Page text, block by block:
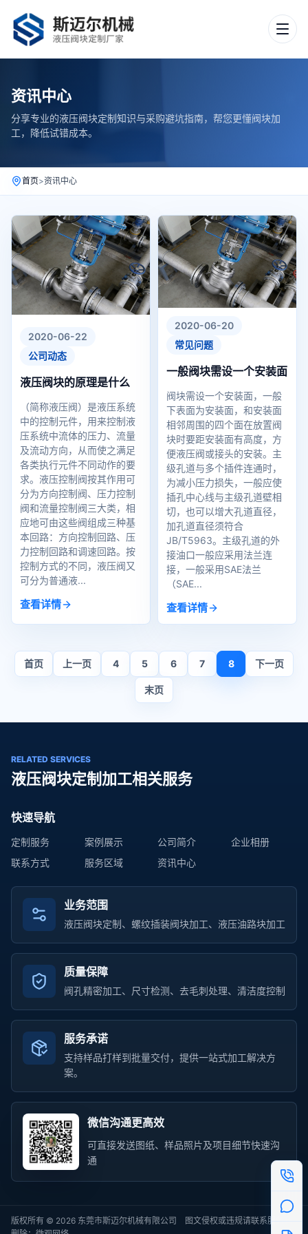
资讯中心
分享专业的液压阀块定制知识与采购避坑指南，帮您更懂阀块加
工，降低试错成本。
首页>资讯中心
2020-06-22
公司动态
液压阀块的原理是什么
（简称液压阀）是液压系统
中的控制元件，用来控制液
压系统中流体的压力、流量
及流动方向，从而使之满足
各类执行元件不同动作的要
求。液压控制阀按其作用可
分为方向控制阀、压力控制
阀和流量控制阀三大类，相
应地可由这些阀组成三种基
本回路：方向控制回路、压
力控制回路和调速回路。按
控制方式的不同，液压阀又
可分为普通液...
查看详情
2020-06-20
常见问题
一般阀块需设一个安装面
阀块需设一个安装面，一般
下表面为安装面，和安装面
相邻周围的四个面在放置阀
块时要距安装面有高度，方
便液压阀或接头的安装。主
级孔道与多个插件连通时，
为减小压力损失，一般应使
插孔中心线与主级孔道壁相
切，也可以增大孔道直径，
加孔道直径须符合
JB/T5963。主级孔道的外
接油口一般应采用法兰连
接，一般采用SAE法兰
（SAE...
查看详情
首页 上一页 4 5 6 7 8 下一页
末页
RELATED SERVICES
液压阀块定制加工相关服务
快速导航
定制服务 案例展示 公司简介
企业相册
联系方式
服务区域 资讯中心
业务范围
液压阀块定制、螺纹插装阀块加工、液压油路块加工
质量保障
阀孔精密加工、尺寸检测、去毛刺处理、清洁度控制
服务承诺
支持样品打样到批量交付，提供一站式加工解决方
案。
微信沟通更高效
可直接发送图纸、样品照片及项目细节快速沟
通
版权所有 © 2026 东莞市斯迈尔机械有限公司 图文侵权或违规请联系服务商